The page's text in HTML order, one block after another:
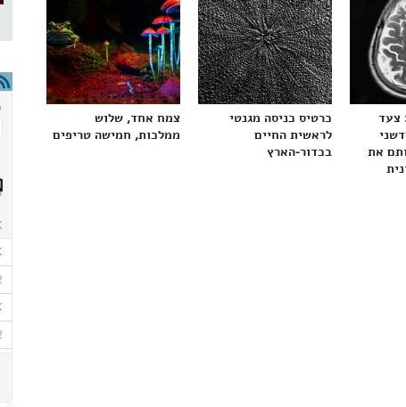
צעד
את
כרטיס כניסה מגנטי
לראשית החיים
בכדור-הארץ
צמח אחד, שלוש
ממלכות, חמישה טריפים